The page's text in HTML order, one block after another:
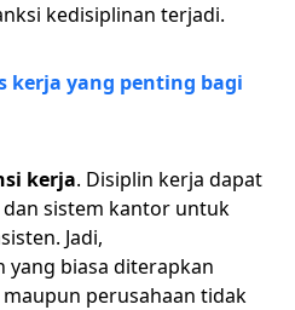
kedisiplinan terjadi.
kerja yang penting bagi
kerja. Disiplin kerja dapat
sistem kantor untuk
Jadi,
yang biasa diterapkan
perusahaan tidak